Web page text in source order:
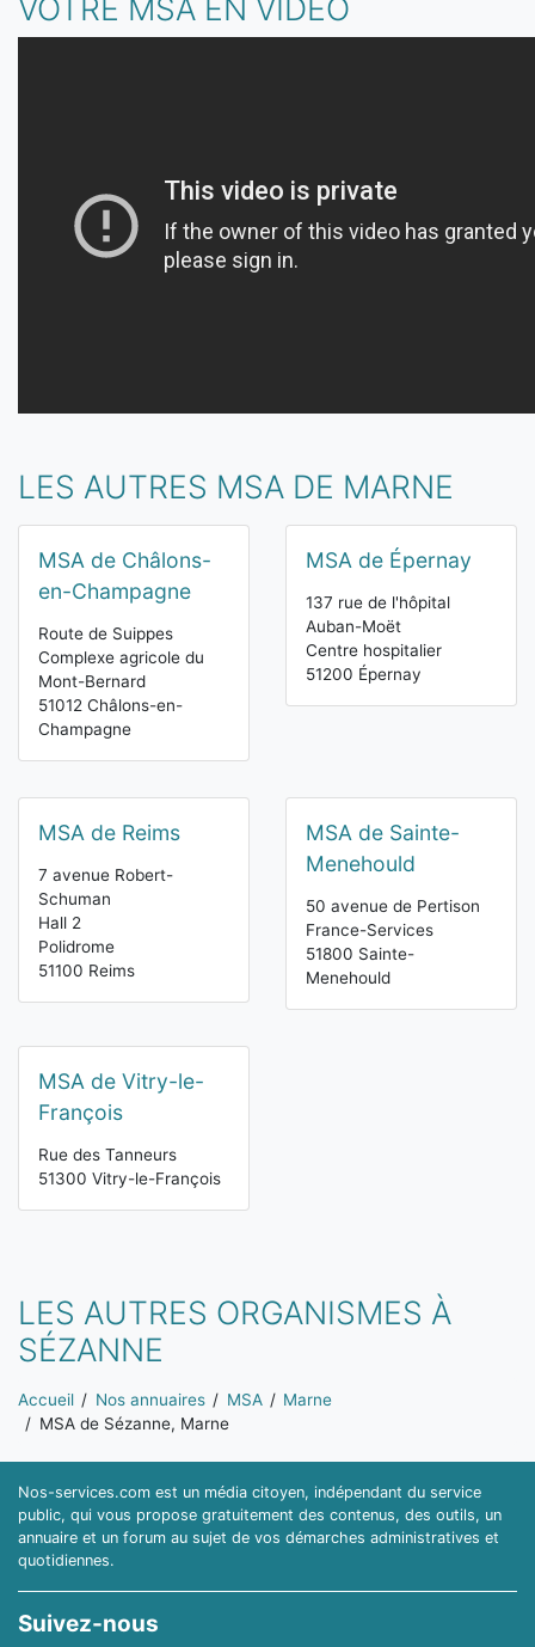
VOTRE MSA EN VIDÉO
LES AUTRES MSA DE MARNE
MSA de Châlons-
en-Champagne
Route de Suippes
Complexe agricole du
Mont-Bernard
51012 Châlons-en-
Champagne
MSA de Épernay
137 rue de l'hôpital
Auban-Moët
Centre hospitalier
51200 Épernay
MSA de Reims
7 avenue Robert-
Schuman
Hall 2
Polidrome
51100 Reims
MSA de Sainte-
Menehould
50 avenue de Pertison
France-Services
51800 Sainte-
Menehould
MSA de Vitry-le-
François
Rue des Tanneurs
51300 Vitry-le-François
LES AUTRES ORGANISMES À
SÉZANNE
Vous êtes ici:
Accueil Nos annuaires MSA
Marne
MSA de Sézanne, Marne
Nos-services.com est un média citoyen, indépendant du service
public, qui vous propose gratuitement des contenus, des outils, un
annuaire et un forum au sujet de vos démarches administratives et
quotidiennes.
Suivez-nous